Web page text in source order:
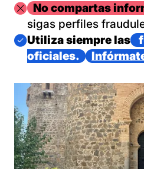
ImagenNo compartas
sigas perfiles
Imagen
Utiliza siempre las
oficiales.